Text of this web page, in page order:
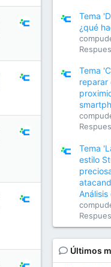
Tema
¿qué
Tema
reparar
Tema
estilo
Últimos